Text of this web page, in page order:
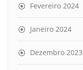
Fevereiro 2024
Janeiro 2024
Dezembro 2023